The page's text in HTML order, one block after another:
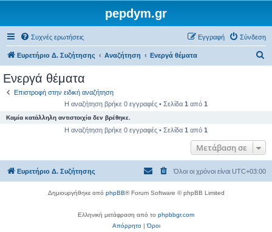
pepdym.gr
Συχνές ερωτήσεις Σύνδεση
Εγγραφή
Ευρετήριο Δ. Συζήτησης Αναζήτηση Ενεργά θέματα
η
η
Ενεργά θέματα
Επιστροφή στην ειδική αναζήτηση
Η αναζήτηση βρήκε 0 εγγραφές • Σελίδα 1 από 1
Καμία κατάλληλη αντιστοιχία δεν βρέθηκε.
Η αναζήτηση βρήκε 0 εγγραφές • Σελίδα 1 από 1
Μετάβαση σε
Ευρετήριο Δ. Συζήτησης Όλοι οι χρόνοι είναι UTC+03:00
Δημιουργήθηκε από phpBB® Forum Software © phpBB Limited
Ελληνική μετάφραση από το phpbbgr.com
Απόρρητο|Όροι